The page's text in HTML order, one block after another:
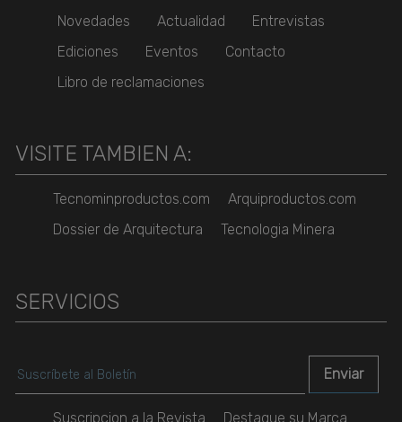
Novedades
Actualidad
Entrevistas
Ediciones
Eventos
Contacto
Libro de reclamaciones
VISITE TAMBIEN A:
Tecnominproductos.com
Arquiproductos.com
Dossier de Arquitectura
Tecnologia Minera
SERVICIOS
Suscripcion a la Revista Destaque su Marca